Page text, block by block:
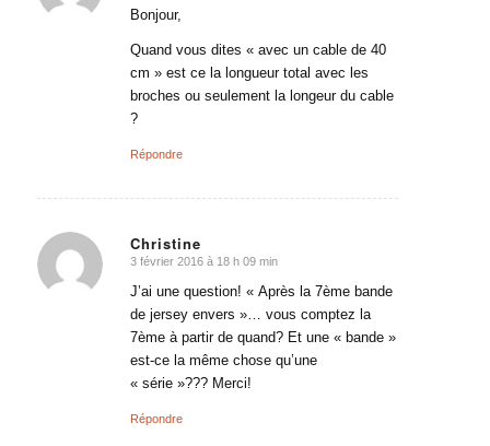
:
Bonjour,
Quand vous dites « avec un cable de 40
cm » est ce la longueur total avec les
broches ou seulement la longeur du cable
?
Répondre
Christine
dit
:
3 février 2016 à 18 h 09 min
J’ai une question! « Après la 7ème bande
de jersey envers »… vous comptez la
7ème à partir de quand? Et une « bande »
est-ce la même chose qu’une
« série »??? Merci!
Répondre